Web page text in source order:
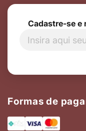
Cadastre-se e
Formas de